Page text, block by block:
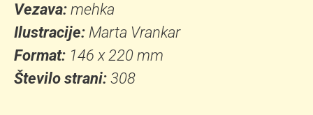
Vezava: mehka
Ilustracije: Marta Vrankar
Format: 146 x 220 mm
Število strani: 308